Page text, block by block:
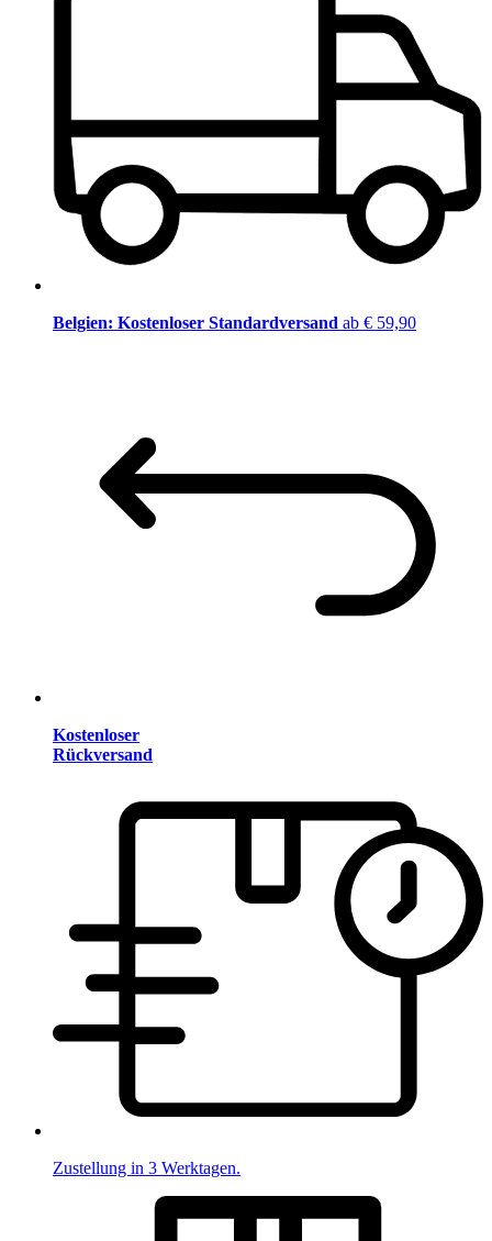
Belgien: Kostenloser Standardversand ab € 59,90
Kostenloser
Rückversand
Zustellung in 3 Werktagen.